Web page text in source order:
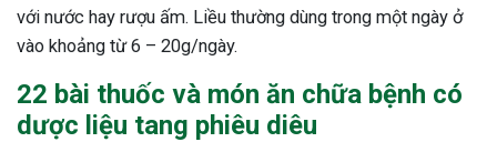
với nước hay rượu ấm. Liều thường dùng trong một ngày ở
vào khoảng từ 6 – 20g/ngày.
22 bài thuốc và món ăn chữa bệnh có
dược liệu tang phiêu diêu